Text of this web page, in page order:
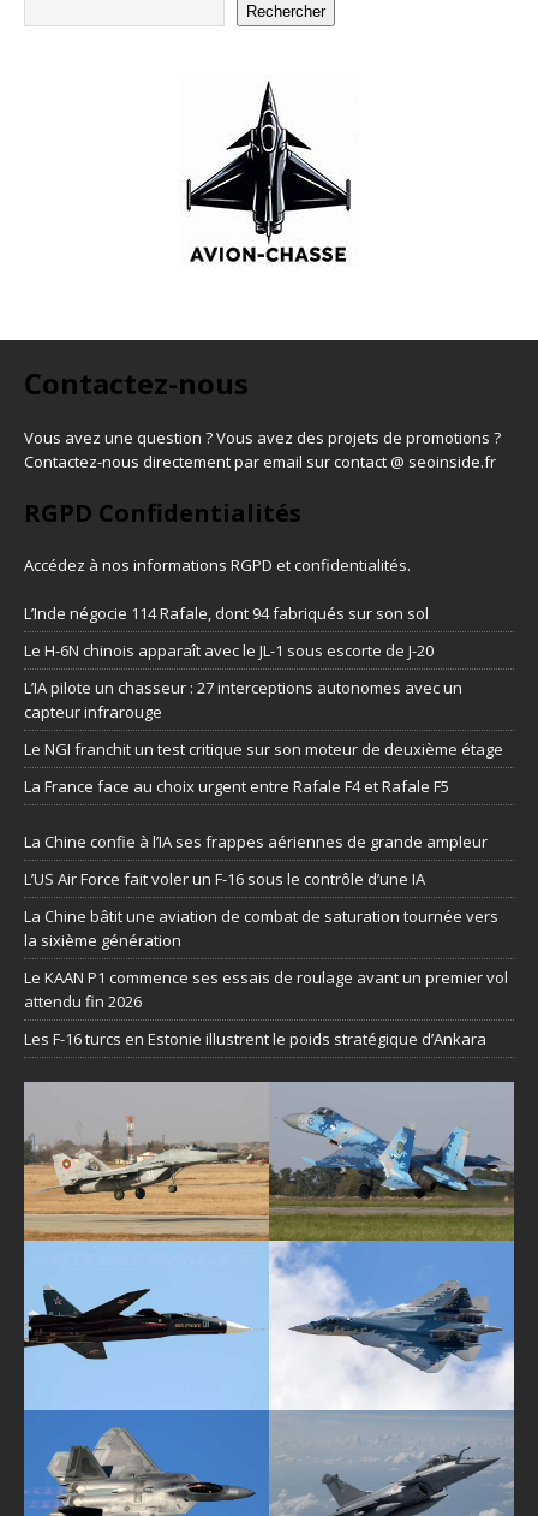
Rechercher
Contactez-nous
Vous avez une question ? Vous avez des projets de promotions ?
Contactez-nous directement par email sur contact @ seoinside.fr
RGPD Confidentialités
Accédez à nos informations RGPD et confidentialités.
L’Inde négocie 114 Rafale, dont 94 fabriqués sur son sol
Le H-6N chinois apparaît avec le JL-1 sous escorte de J-20
L’IA pilote un chasseur : 27 interceptions autonomes avec un
capteur infrarouge
Le NGI franchit un test critique sur son moteur de deuxième étage
La France face au choix urgent entre Rafale F4 et Rafale F5
La Chine confie à l’IA ses frappes aériennes de grande ampleur
L’US Air Force fait voler un F-16 sous le contrôle d’une IA
La Chine bâtit une aviation de combat de saturation tournée vers
la sixième génération
Le KAAN P1 commence ses essais de roulage avant un premier vol
attendu fin 2026
Les F-16 turcs en Estonie illustrent le poids stratégique d’Ankara